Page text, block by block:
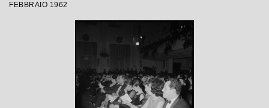
FEBBRAIO 1962